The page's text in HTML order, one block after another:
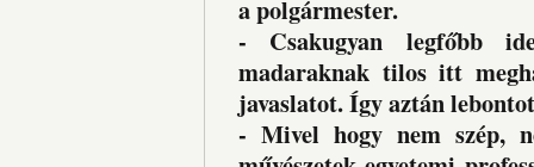
a polgármester.
- Csakugyan legfőbb
madaraknak tilos itt
javaslatot. Így aztán
- Mivel hogy nem szép,